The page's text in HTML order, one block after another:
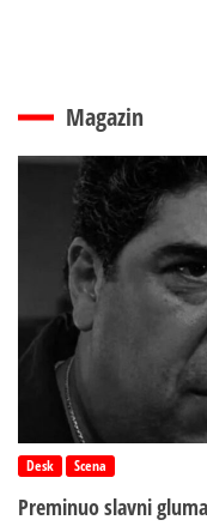
Magazin
Desk Scena
Preminuo slavni